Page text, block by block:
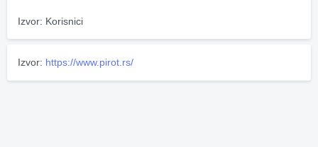
Izvor: Korisnici
Izvor: https://www.pirot.rs/